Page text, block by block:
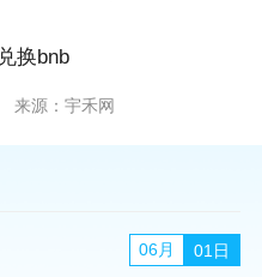
换bnb
来源：宇禾网
06月 01日